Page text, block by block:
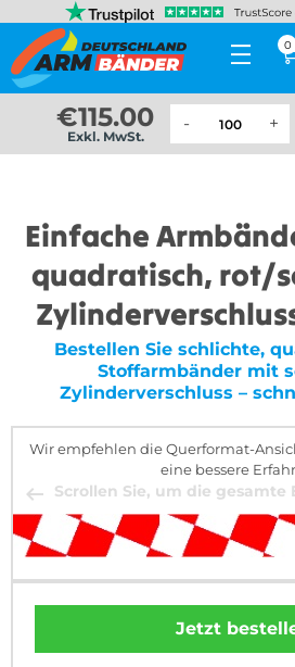
0
€115.00
Exkl. MwSt.
Einfache
quadratisch, rot/
Bestellen Sie schlichte,
Stoffarmbänder mit
Zylinderverschluss –
Wir empfehlen die Querformat-
eine bessere
Scrollen Sie, um die gesamte
Jetzt